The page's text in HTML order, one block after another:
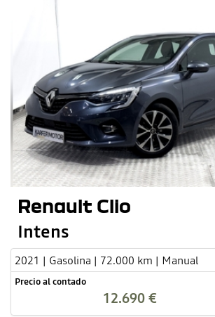
Renault Clio
Intens
2021 | Gasolina | 72.000 km | Manual
Precio al contado
12.690 €